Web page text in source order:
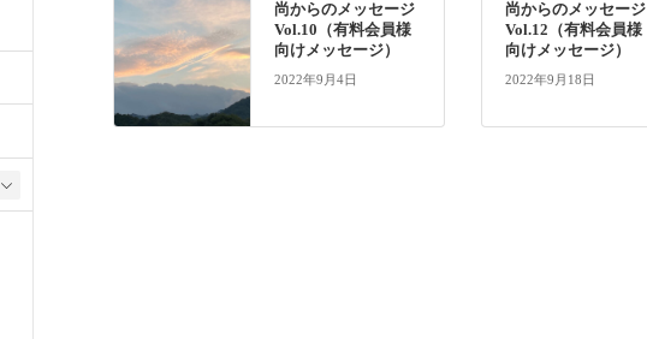
尚からのメッセージ
Vol.10（有料会員様
向けメッセージ）
2022年9月4日
尚からのメッセージ
Vol.12（有料会員様
向けメッセージ）
2022年9月18日